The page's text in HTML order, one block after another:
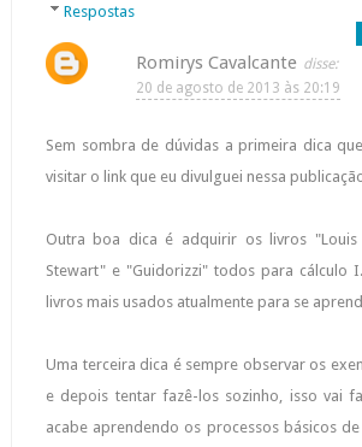
Respostas
Romirys Cavalcante
20 de agosto de 2013 às 20:19
Sem sombra de dúvidas a primeira dica
visitar o link que eu divulguei nessa
Outra boa dica é adquirir os livros "Louis
Stewart" e "Guidorizzi" todos para cálculo
livros mais usados atualmente para se
Uma terceira dica é sempre observar os
e depois tentar fazê-los sozinho, isso vai
acabe aprendendo os processos básicos